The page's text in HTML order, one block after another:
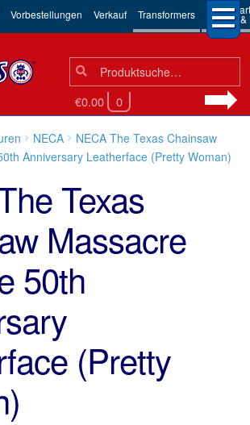
Vorbestellungen Verkauf Transformers 3rd
Robots
Suchen
nach:
Suche
€0.00 0
NECA
NECA The Texas Chainsaw
Anniversary Leatherface (Pretty Woman)
Texas
Massacre
50th
(Pretty